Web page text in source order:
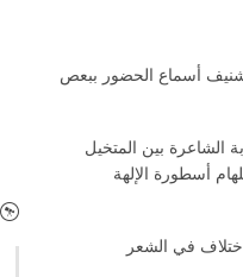
تشنيف أسماع الحضور ببعص
الشاعرة بين المتخيل
أسطورة الإلهة
والشعر الفلسطيني، شعر فلسطين 48 والقضية، الاختلاف في الشعر